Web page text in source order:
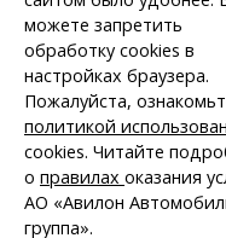
ПОЛИТИКА
можете запретить
обработку сookies в
настройках браузера.
Пожалуйста,
политикой
cookies. Читайте
о правилах оказания
АО «Авилон
группа».